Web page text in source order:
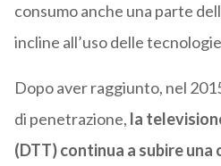
consumo anche una parte
incline all’uso delle
Dopo aver raggiunto, nel
di penetrazione, la
(DTT) continua a subire